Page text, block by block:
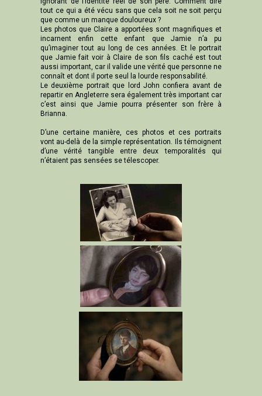
tout ce qui a été vécu sans que cela soit ne soit perçu
que comme un manque douloureux ?
Les photos que Claire a apportées sont magnifiques et
incarnent enfin cette enfant que Jamie n’a pu
qu’imaginer tout au long de ces années. Et le portrait
que Jamie fait voir à Claire de son fils caché est tout
aussi important, car il valide une vérité que personne ne
connaît et dont il porte seul la lourde responsabilité.
Le deuxième portrait que lord John confiera avant de
repartir en Angleterre sera également très important car
c’est ainsi que Jamie pourra présenter son frère à
Brianna.
D’une certaine manière, ces photos et ces portraits
vont au-delà de la simple représentation. Ils témoignent
d’une vérité tangible entre deux temporalités qui
n’étaient pas sensées se télescoper.